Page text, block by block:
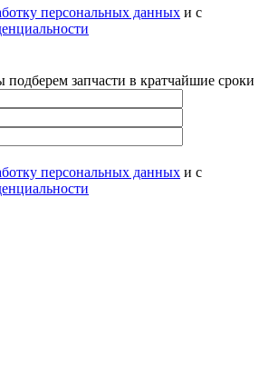
персональных данных и с
подберем запчасти в кратчайшие сроки
персональных данных и с